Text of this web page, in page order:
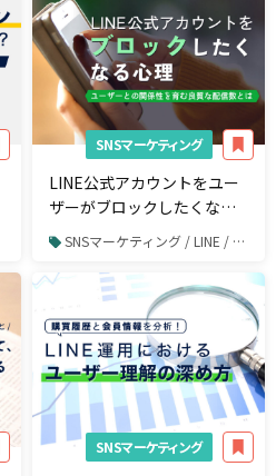
SNSマーケティング
LINE公式アカウントをユー
ザーがブロックしたくなる
心理を考える-ユーザーとの
関係性を育む良質な配信数
とは-
SNSマーケティング / LINE / LINE運用
SNSマーケティング